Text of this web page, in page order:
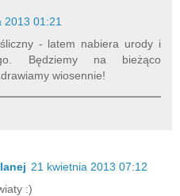
2013 01:21
- latem nabiera urody i
Będziemy na bieżąco
wiosennie!
21 kwietnia 2013 07:12
:)